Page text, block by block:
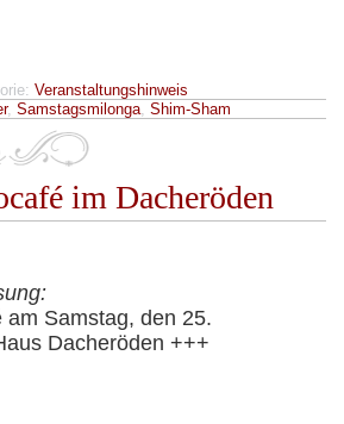
Veranstaltungshinweis
, Samstagsmilonga, Shim-Sham
im Dacheröden
am Samstag, den 25.
Dacheröden +++